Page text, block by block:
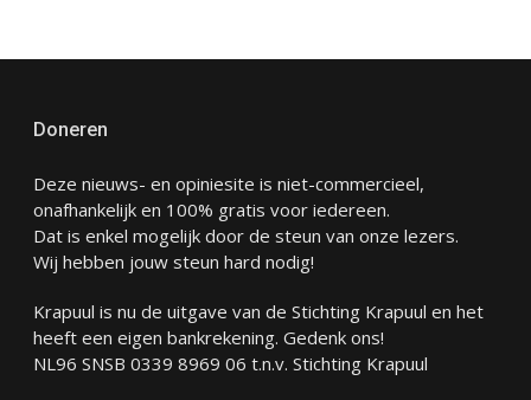
Doneren
Deze nieuws- en opiniesite is niet-commercieel,
onafhankelijk en 100% gratis voor iedereen.
Dat is enkel mogelijk door de steun van onze lezers.
Wij hebben jouw steun hard nodig!
Krapuul is nu de uitgave van de Stichting Krapuul en het
heeft een eigen bankrekening. Gedenk ons!
NL96 SNSB 0339 8969 06 t.n.v. Stichting Krapuul